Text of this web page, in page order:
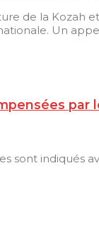
de la Kozah
Un
par
sont indiqués